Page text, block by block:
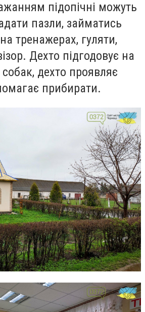
підопічні можуть
пазли, займатись
тренажерах, гуляти,
Дехто підгодовує на
собак, дехто проявляє
прибирати.